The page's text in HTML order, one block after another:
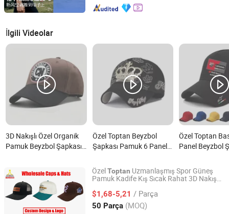
İlgili Videolar
3D Nakışlı Özel Organik
Pamuk Beyzbol Şapkası
Özel Toptan Beyzbol
Şapkası Pamuk 6 Panel
Şapkası Moda Trendi
Hip-Hop Şapkası nedir?
Özel Toptan
Panel Beyzbol
Spor Yeni
nedir?
ÖzelToptan Uzmanlaşmış Spor Güneş
Pamuk Kadife Kış Sıcak Rahat 3D Nakış
Beyzbol Bere Şapka
$1,68-5,21 / Parça
50 Parça (MOQ)
Dephens Sporting Goods Limited
Guangdong, China Fiyat 2022